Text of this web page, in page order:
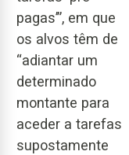
pagas’”, em que
os alvos têm de
“adiantar um
determinado
montante para
aceder a tarefas
supostamente